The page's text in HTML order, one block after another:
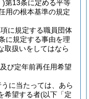
)第13条に定める平等
用の根本基準の規定
に規定する職員団体
に規定する事由を理
取扱いをしてはなら
び定年前再任用希望
に当たっては、あら
希望する者(以下「定